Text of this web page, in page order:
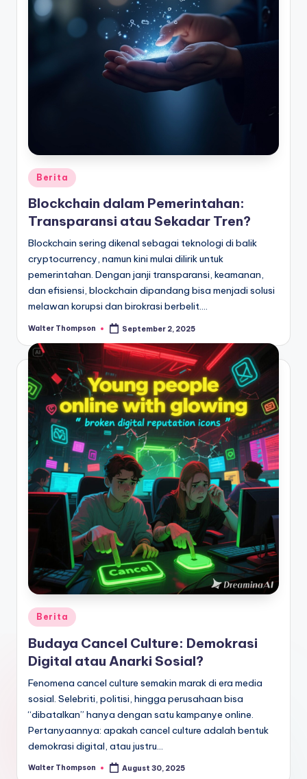
Posted
in
Berita
Blockchain dalam Pemerintahan:
Transparansi atau Sekadar Tren?
Blockchain sering dikenal sebagai teknologi di balik
cryptocurrency, namun kini mulai dilirik untuk
pemerintahan. Dengan janji transparansi, keamanan,
dan efisiensi, blockchain dipandang bisa menjadi solusi
melawan korupsi dan birokrasi berbelit.…
Posted
Walter Thompson September 2, 2025
Posted
in
Berita
Budaya Cancel Culture: Demokrasi
Digital atau Anarki Sosial?
Fenomena cancel culture semakin marak di era media
sosial. Selebriti, politisi, hingga perusahaan bisa
“dibatalkan” hanya dengan satu kampanye online.
Pertanyaannya: apakah cancel culture adalah bentuk
demokrasi digital, atau justru…
Posted
Walter Thompson August 30, 2025